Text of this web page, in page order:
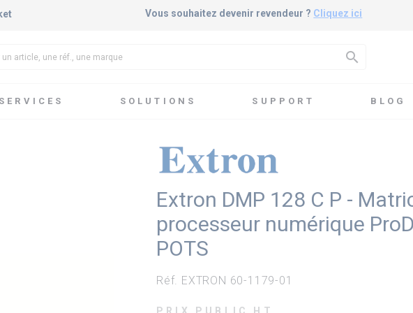
Vous souhaitez devenir revendeur ? Cliquez ici
search
SERVICES SOLUTIONS SUPPORT BLOG
Extron DMP 128 C P -
processeur numérique
POTS
Réf. EXTRON 60-1179-01
PRIX PUBLIC HT